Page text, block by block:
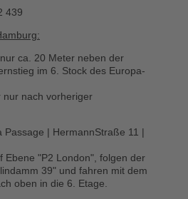
439
ca. 20 Meter neben der
im 6. Stock des Europa-
nur nach vorheriger
Passage | HermannStraße 11 |
Ebene "P2 London", folgen der
39" und fahren mit dem
oben in die 6. Etage.